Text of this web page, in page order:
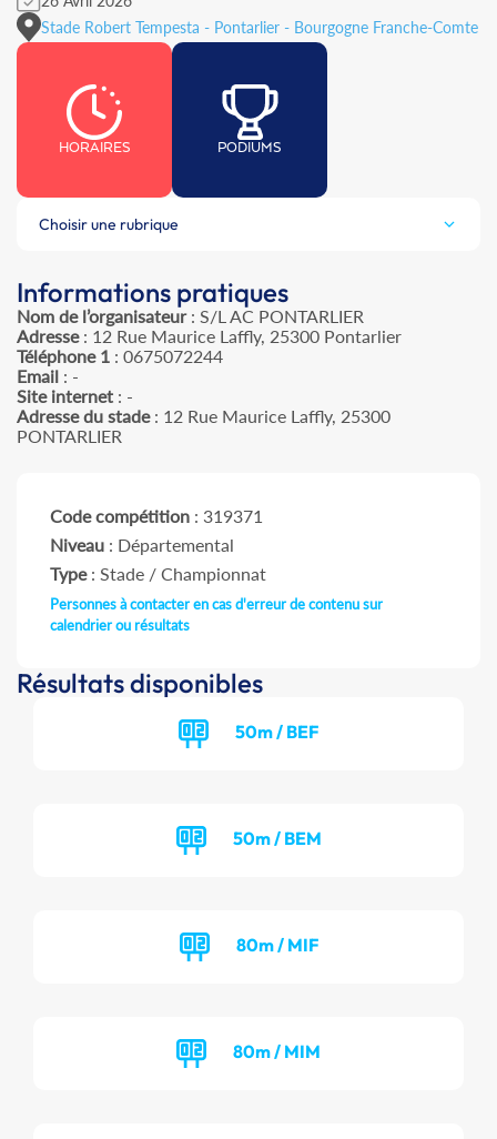
Stade Robert Tempesta - Pontarlier - Bourgogne Franche-Comte
HORAIRES PODIUMS
Choisir une rubrique
Informations pratiques
Nom de l’organisateur: S/L AC PONTARLIER
Adresse: 12 Rue Maurice Laffly, 25300 Pontarlier
Téléphone 1 : 0675072244
Email : -
Site internet : -
Adresse du stade: 12 Rue Maurice Laffly, 25300
PONTARLIER
Code compétition : 319371
Niveau : Départemental
Type: Stade / Championnat
Personnes à contacter en cas d'erreur de contenu sur
calendrier ou résultats
Résultats disponibles
50m / BEF
50m / BEM
80m / MIF
80m / MIM